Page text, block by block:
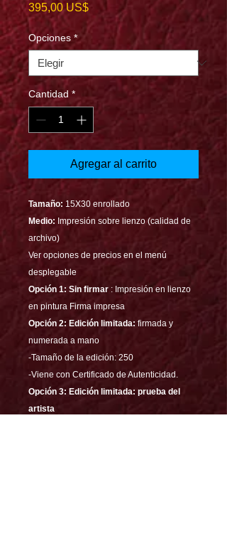
395,00 US$Precio
Opciones *
Cantidad *
Agregar al carrito
Tamaño: 15X30 enrollado
Medio: Impresión sobre lienzo (calidad de
archivo)
Ver opciones de precios en el menú
desplegable
Opción 1: Sin firmar : Impresión en lienzo
en pintura Firma impresa
Opción 2: Edición limitada: firmada y
numerada a mano
-Tamaño de la edición: 250
-Viene con Certificado de Autenticidad.
Opción 3: Edición limitada: prueba del
artista